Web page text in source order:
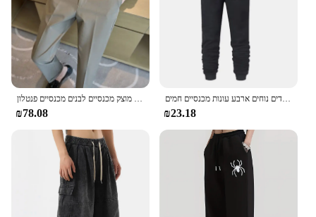
גברים חליפה מכנסיים 2024 אלסטי רזה מתאים שמלה רשמית מכנסיים לבנים מזדמנים מוצק מכנסיים לבנים מכנסיים פנטלון
₪78.08
נשים רב-תכליתיים דפוס אופנה מכנסי מזדמנים בגדי ריצה בגדים נוחים ארבע עונות מכנסיים חמים
₪23.18